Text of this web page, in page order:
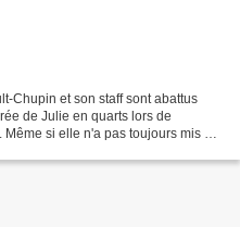
Chupin et son staff sont abattus
de Julie en quarts lors de
si elle n'a pas toujours mis sa